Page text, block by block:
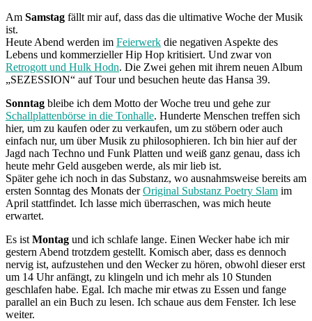
Am Samstag fällt mir auf, dass das die ultimative Woche der Musik
ist.
Heute Abend werden im Feierwerk die negativen Aspekte des
Lebens und kommerzieller Hip Hop kritisiert. Und zwar von
Retrogott und Hulk Hodn. Die Zwei gehen mit ihrem neuen Album
„SEZESSION“ auf Tour und besuchen heute das Hansa 39.
Sonntag bleibe ich dem Motto der Woche treu und gehe zur
Schallplattenbörse in die Tonhalle. Hunderte Menschen treffen sich
hier, um zu kaufen oder zu verkaufen, um zu stöbern oder auch
einfach nur, um über Musik zu philosophieren. Ich bin hier auf der
Jagd nach Techno und Funk Platten und weiß ganz genau, dass ich
heute mehr Geld ausgeben werde, als mir lieb ist.
Später gehe ich noch in das Substanz, wo ausnahmsweise bereits am
ersten Sonntag des Monats derOriginal Substanz Poetry Slam im
April stattfindet. Ich lasse mich überraschen, was mich heute
erwartet.
Es ist Montag und ich schlafe lange. Einen Wecker habe ich mir
gestern Abend trotzdem gestellt. Komisch aber, dass es dennoch
nervig ist, aufzustehen und den Wecker zu hören, obwohl dieser erst
um 14 Uhr anfängt, zu klingeln und ich mehr als 10 Stunden
geschlafen habe. Egal. Ich mache mir etwas zu Essen und fange
parallel an ein Buch zu lesen. Ich schaue aus dem Fenster. Ich lese
weiter.